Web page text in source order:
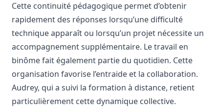
Cette continuité pédagogique permet d’obtenir
rapidement des réponses lorsqu’une difficulté
technique apparaît ou lorsqu’un projet nécessite un
accompagnement supplémentaire. Le travail en
binôme fait également partie du quotidien. Cette
organisation favorise l’entraide et la collaboration.
Audrey, qui a suivi la formation à distance, retient
particulièrement cette dynamique collective.